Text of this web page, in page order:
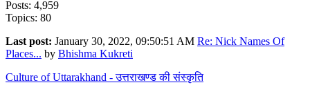
Posts: 4,959
Topics: 80
Last post: January 30, 2022, 09:50:51 AM Re: Nick Names Of
Places... by Bhishma Kukreti
Culture of Uttarakhand - उत्तराखण्ड की संस्कृति